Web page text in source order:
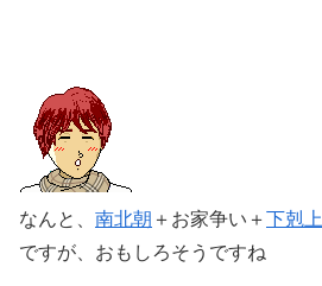
なんと、 南北朝 ＋お家争い＋下剋上
ですが、おもしろそうですね